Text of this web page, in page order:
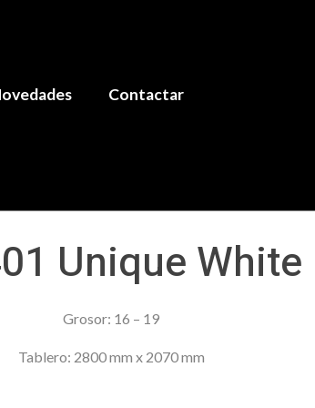
Contactar
Unique White
Grosor: 16 – 19
Tablero: 2800 mm x 2070 mm